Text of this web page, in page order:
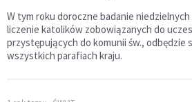
W tym roku doroczne badanie
liczenie katolików zobowiązanych do
przystępujących do komunii św., odbędzie
wszystkich parafiach kraju.